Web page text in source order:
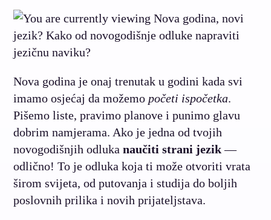
Nova godina je onaj trenutak u godini kada svi
imamo osjećaj da možemo početi ispočetka.
Pišemo liste, pravimo planove i punimo glavu
dobrim namjerama. Ako je jedna od tvojih
novogodišnjih odlukanaučiti strani jezik—
odlično! To je odluka koja ti može otvoriti vrata
širom svijeta, od putovanja i studija do boljih
poslovnih prilika i novih prijateljstava.